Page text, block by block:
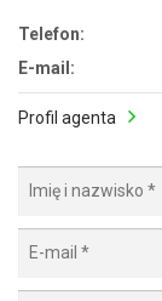
Telefon:
E-mail:
Profil agenta